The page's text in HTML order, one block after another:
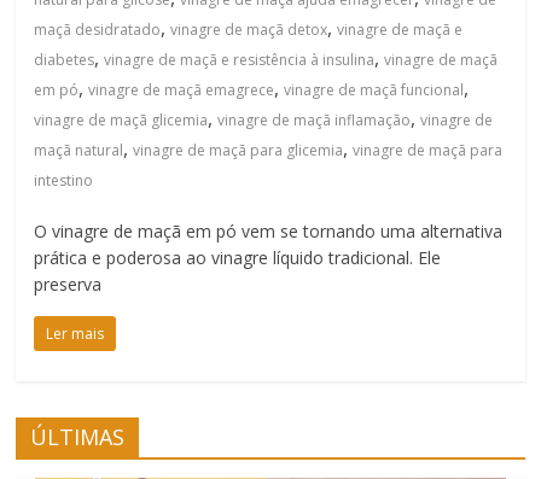
maçã desidratado,vinagre de maçã detox,vinagre de maçã e
diabetes,vinagre de maçã e resistência à insulina,vinagre de maçã
em pó,vinagre de maçã emagrece,vinagre de maçã funcional,
vinagre de maçã glicemia,vinagre de maçã inflamação,vinagre de
maçã natural,vinagre de maçã para glicemia,vinagre de maçã para
intestino
O vinagre de maçã em pó vem se tornando uma alternativa
prática e poderosa ao vinagre líquido tradicional. Ele
preserva
Ler mais
ÚLTIMAS